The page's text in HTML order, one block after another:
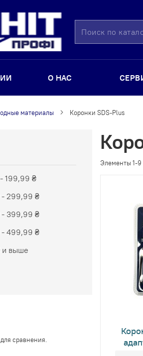
Поиск
О НАС
материалы Коронки SDS-Plus
Элементы1-9
- 199,99 ₴
- 299,99 ₴
- 399,99 ₴
- 499,99 ₴
и выше
сравнения.